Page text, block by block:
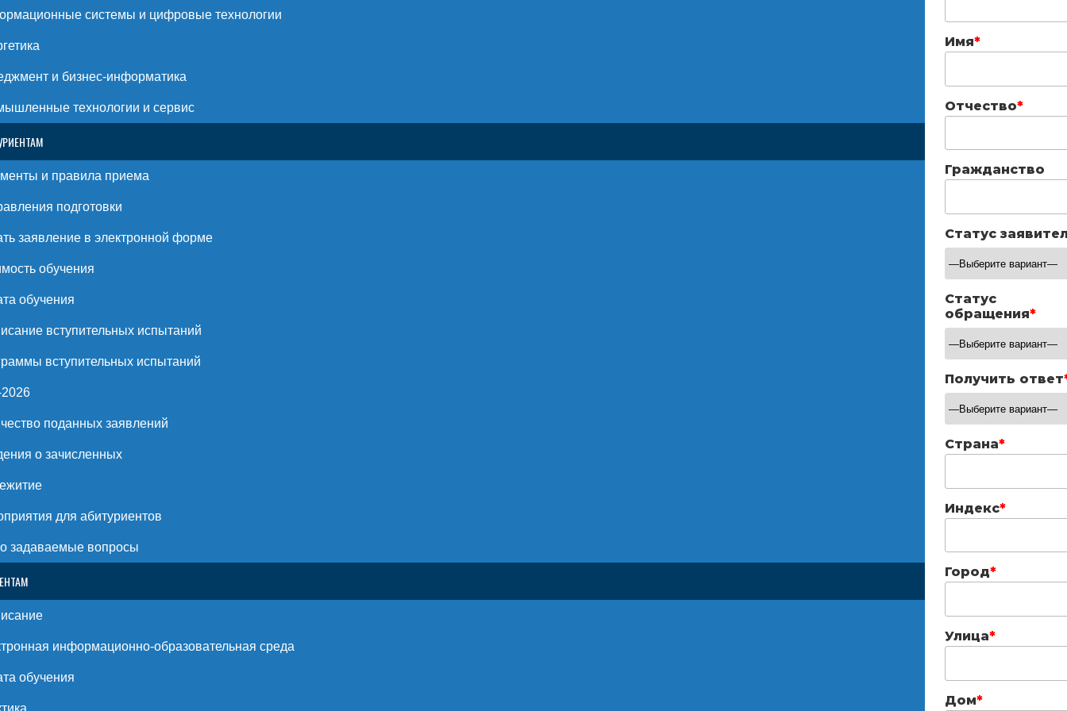
системы и цифровые технологии
и бизнес-информатика
технологии и сервис
и правила приема
подготовки
заявление в электронной форме
обучения
обучения
вступительных испытаний
вступительных испытаний
поданных заявлений
о зачисленных
для абитуриентов
задаваемые вопросы
информационно-образовательная среда
обучения
Имя*
Отчество*
Гражданство
Статус
Статус
обращения*
Получить ответ
Страна*
Индекс*
Город*
Улица*
Дом*